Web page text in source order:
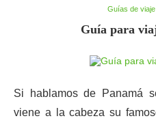
Guías de viaje
Guía para
Si hablamos de Panamá
viene a la cabeza su